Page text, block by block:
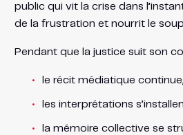
public qui vit la crise dans
de la frustration et nourrit le
Pendant que la justice suit son
le récit médiatique continue,
les interprétations
la mémoire collective se